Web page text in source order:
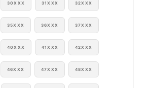
30XXX 31XXX 32XXX
35XXX 36XXX 37XXX
40XXX 41XXX 42XXX
46XXX 47XXX 48XXX